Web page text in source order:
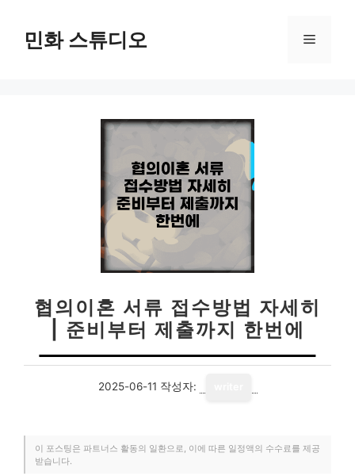
민화 스튜디오 메
협의이혼 서류 접수방법 자세히
| 준비부터 제출까지 한번에
2025-06-11 작성자:
이 포스팅은 파트너스 활동의 일환으로, 이에 따른 일정액의 수수료를 제공
받습니다.